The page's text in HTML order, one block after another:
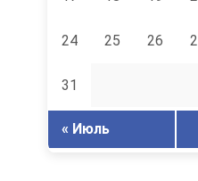
24 25 26
31
« Июль